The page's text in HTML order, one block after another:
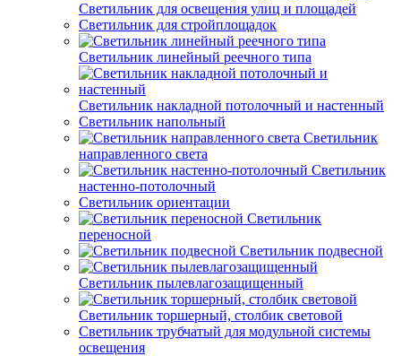
Светильник для освещения улиц и площадей
Светильник для стройплощадок
Светильник линейный реечного типа
Светильник накладной потолочный и настенный
Светильник напольный
Светильник
направленного света
Светильник
настенно-потолочный
Светильник ориентации
Светильник
переносной
Светильник подвесной
Светильник пылевлагозащищенный
Светильник торшерный, столбик световой
Светильник трубчатый для модульной системы
освещения